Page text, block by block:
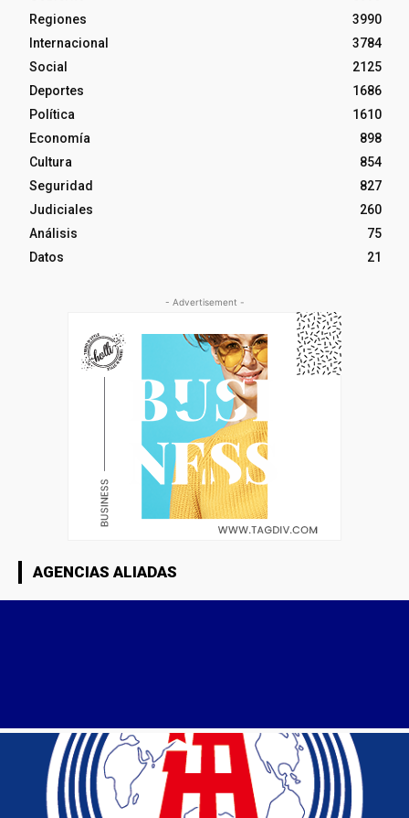
Regiones
3990
Internacional
3784
Social
2125
Deportes
1686
Política
1610
Economía
898
Cultura
854
Seguridad
827
Judiciales
260
Análisis
75
Datos
21
- Advertisement -
AGENCIAS ALIADAS